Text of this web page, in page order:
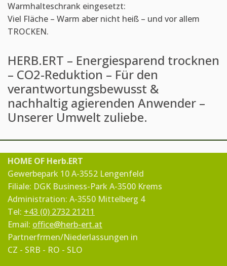
Warmhalteschrank eingesetzt:
Viel Fläche – Warm aber nicht heiß – und vor allem
TROCKEN.
HERB.ERT – Energiesparend trocknen
– CO2-Reduktion – Für den
verantwortungsbewusst &
nachhaltig agierenden Anwender –
Unserer Umwelt zuliebe.
HOME OF Herb.ERT
Gewerbepark 10 A-3552 Lengenfeld
Filiale: DGK Business-Park A-3500 Krems
Administration: A-3550 Mittelberg 4
Tel: +43 (0) 2732 21211
Email: office@herb-ert.at
Partnerfrmen/Niederlassungen in
CZ - SRB - RO - SLO